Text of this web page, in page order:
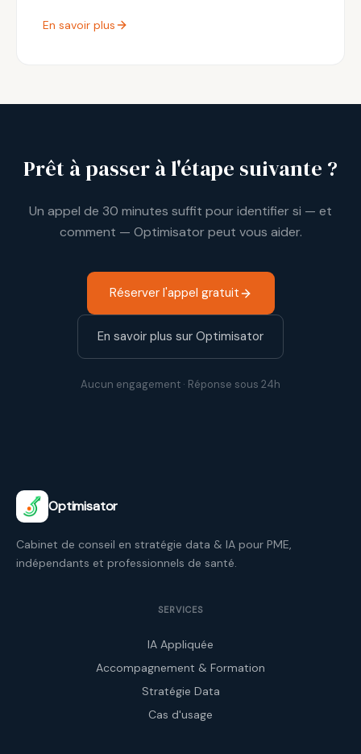
En savoir plus
Prêt à passer à l'étape suivante ?
Un appel de 30 minutes suffit pour identifier si — et
comment — Optimisator peut vous aider.
Réserver l'appel gratuit
En savoir plus sur Optimisator
Aucun engagement · Réponse sous 24h
Optimisator
Cabinet de conseil en stratégie data & IA pour PME,
indépendants et professionnels de santé.
SERVICES
IA Appliquée
Accompagnement & Formation
Stratégie Data
Cas d'usage